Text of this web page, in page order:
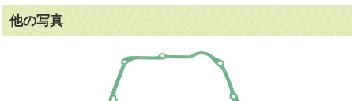
他の写真